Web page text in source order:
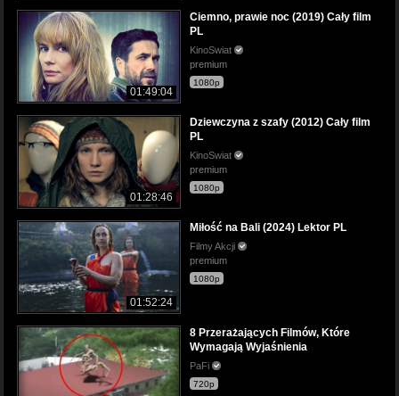
01:49:04
Ciemno, prawie noc (2019) Cały film
PL
KinoSwiat
premium
1080p
01:28:46
Dziewczyna z szafy (2012) Cały film
PL
KinoSwiat
premium
1080p
01:52:24
Miłość na Bali (2024) Lektor PL
Filmy Akcji
premium
1080p
8 Przerażających Filmów, Które
Wymagają Wyjaśnienia
PaFi
720p